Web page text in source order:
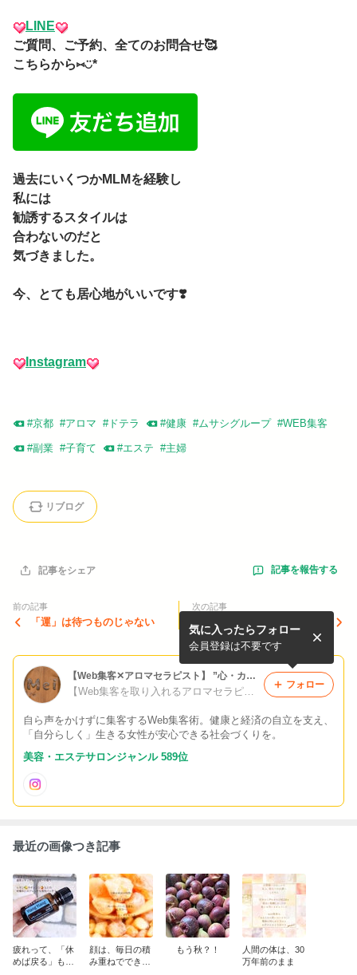
LINE
ご質問、ご予約、全てのお問合せ🥰
こちらから⑅◡̈*
過去にいくつかMLMを経験し
私には
勧誘するスタイルは
合わないのだと
気づきました。
今、とても居心地がいいです❣️
Instagram
#京都 #アロマ #ドテラ #健康 #ムサシグループ #WEB集客
#副業 #子育て #エステ #主婦
リブログ
記事をシェア 記事を報告する
前の記事
「運」は待つものじゃない
次の記事
炭酸、取り入れるしかない
【Web集客✕アロマセラピスト】 ”心・カラダ・経済”の健康を大切にするリンパケアサロン 京都・城陽
【Web集客を取り入れるアロマセラピスト】 “経済的な健康”も叶えるリンパケアサロン 京都・城陽｜Mei｜ドテラ｜ムサシグループ
自ら声をかけずに集客するWeb集客術。健康と経済の自立を支え、
「自分らしく」生きる女性が安心できる社会づくりを。
気に入ったらフォロー
会員登録は不要です
フォロー
美容・エステサロンジャンル 589位
最近の画像つき記事
疲れって、「休
めば戻る」も
顔は、毎日の積
み重ねでできて
もう秋？！
人間の体は、30
万年前のまま